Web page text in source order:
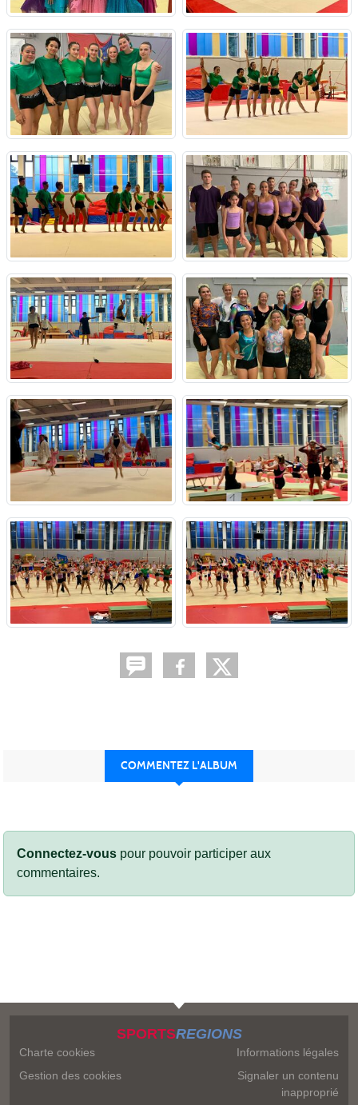
COMMENTEZ L'ALBUM
Connectez-vous pour pouvoir participer aux
commentaires.
SPORTSREGIONS
Charte cookies
Gestion des cookies
Informations légales
Signaler un contenu
inapproprié